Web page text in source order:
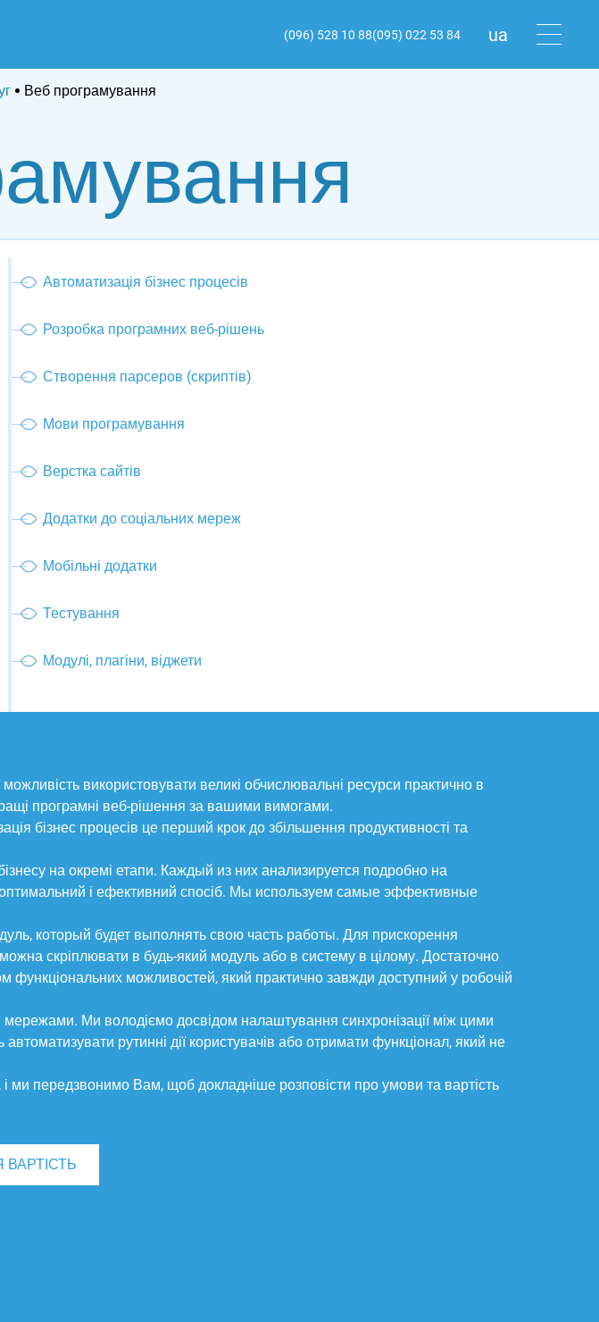
(096) 528 10 88(095) 022 53 84
ua
Веб програмування
Автоматизація бізнес процесів
Розробка програмних веб-рішень
Створення парсеров (скриптів)
Мови програмування
Верстка сайтів
Додатки до соціальних мереж
Мобільні додатки
Тестування
Модулі, плагіни, віджети
використовувати великі обчислювальні ресурси практично в
програмні веб-рішення за вашими вимогами.
бізнес процесів це перший крок до збільшення продуктивності та
на окремі етапи. Каждый из них анализируется подробно на
оптимальний і ефективний спосіб. Мы используем самые эффективные
который будет выполнять свою часть работы. Для прискорення
скріплювати в будь-який модуль або в систему в цілому. Достаточно
можливостей, який практично завжди доступний у робочій
Ми володіємо досвідом налаштування синхронізації між цими
рутинні дії користувачів або отримати функціонал, який не
і ми передзвонимо Вам, щоб докладніше розповісти про умови та вартість
ВАРТІСТЬ